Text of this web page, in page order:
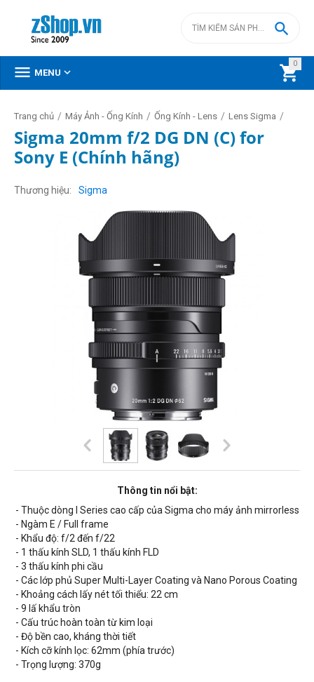
0


 MENU 
Trang chủ / Máy Ảnh - Ống Kính / Ống Kính - Lens / Lens Sigma /
Sigma 20mm f/2 DG DN (C) for
Sony E (Chính hãng)
Thương hiệu Sigma
Thông tin nổi bật:
- Thuộc dòng I Series cao cấp của Sigma cho máy ảnh mirrorless
- Ngàm E / Full frame
- Khẩu độ: f/2 đến f/22
- 1 thấu kính SLD, 1 thấu kính FLD
- 3 thấu kính phi cầu
- Các lớp phủ Super Multi-Layer Coating và Nano Porous Coating
- Khoảng cách lấy nét tối thiểu: 22 cm
- 9 lấ khẩu tròn
- Cấu trúc hoàn toàn từ kim loại
- Độ bền cao, kháng thời tiết
- Kích cỡ kính lọc: 62mm (phía trước)
- Trọng lượng: 370g